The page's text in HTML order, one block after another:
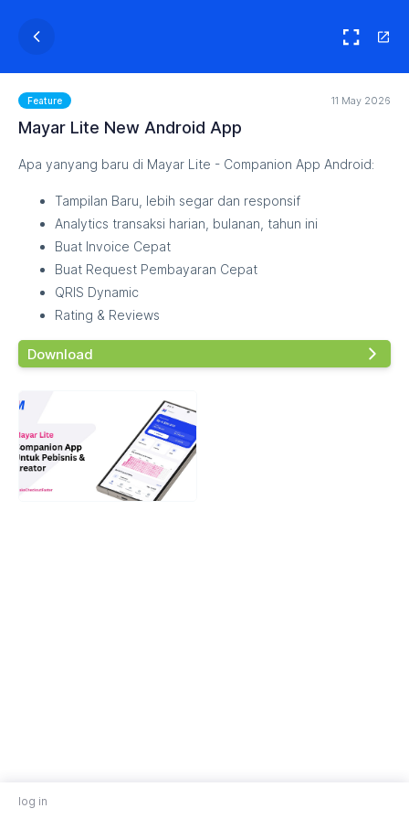
Feature 11 May 2026
Mayar Lite New Android App
Apa yanyang baru di Mayar Lite - Companion App Android:
Tampilan Baru, lebih segar dan responsif
Analytics transaksi harian, bulanan, tahun ini
Buat Invoice Cepat
Buat Request Pembayaran Cepat
QRIS Dynamic
Rating & Reviews
Download
log in